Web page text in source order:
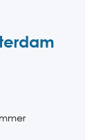
08:00-18:00